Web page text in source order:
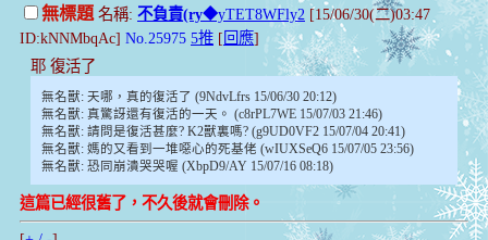
無標題名稱: 不負責(ry◆yTET8WFly2 [15/06/30(二)03:47
ID:kNNMbqAc] No.25975 5推 [回應]
耶 復活了
無名獸: 天哪，真的復活了 (9NdvLfrs 15/06/30 20:12)
無名獸: 真驚訝還有復活的一天。 (c8rPL7WE 15/07/03 21:46)
無名獸: 請問是復活甚麼? K2獸裏嗎? (g9UD0VF2 15/07/04 20:41)
無名獸: 媽的又看到一堆噁心的死基佬 (wIUXSeQ6 15/07/05 23:56)
無名獸: 恐同崩潰哭哭喔 (XbpD9/AY 15/07/16 08:18)
這篇已經很舊了，不久後就會刪除。